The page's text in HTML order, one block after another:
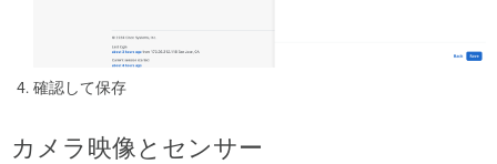
確認して保存
カメラ映像とセンサー